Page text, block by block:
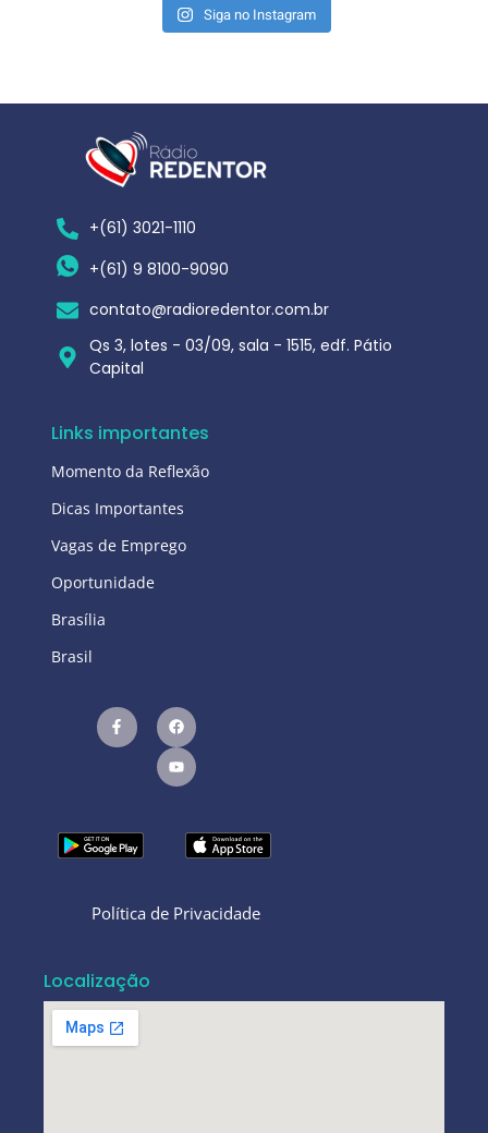
Siga no Instagram
+(61) 3021-1110
+(61) 9 8100-9090
contato@radioredentor.com.br
Qs 3, lotes - 03/09, sala - 1515, edf. Pátio
Capital
Links importantes
Momento da Reflexão
Dicas Importantes
Vagas de Emprego
Oportunidade
Brasília
Brasil
Política de Privacidade
Localização